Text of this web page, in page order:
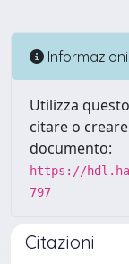
Informazioni
Utilizza
citare o
documento:
https://
797
Citazioni